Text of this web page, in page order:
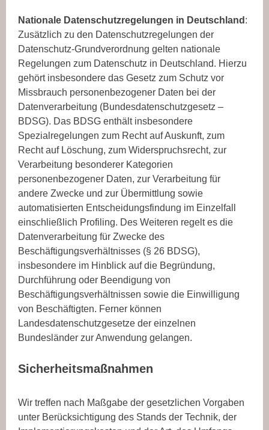
Nationale Datenschutzregelungen in Deutschland :
Zusätzlich zu den Datenschutzregelungen der
Datenschutz-Grundverordnung gelten nationale
Regelungen zum Datenschutz in Deutschland. Hierzu
gehört insbesondere das Gesetz zum Schutz vor
Missbrauch personenbezogener Daten bei der
Datenverarbeitung (Bundesdatenschutzgesetz –
BDSG). Das BDSG enthält insbesondere
Spezialregelungen zum Recht auf Auskunft, zum
Recht auf Löschung, zum Widerspruchsrecht, zur
Verarbeitung besonderer Kategorien
personenbezogener Daten, zur Verarbeitung für
andere Zwecke und zur Übermittlung sowie
automatisierten Entscheidungsfindung im Einzelfall
einschließlich Profiling. Des Weiteren regelt es die
Datenverarbeitung für Zwecke des
Beschäftigungsverhältnisses (§ 26 BDSG),
insbesondere im Hinblick auf die Begründung,
Durchführung oder Beendigung von
Beschäftigungsverhältnissen sowie die Einwilligung
von Beschäftigten. Ferner können
Landesdatenschutzgesetze der einzelnen
Bundesländer zur Anwendung gelangen.
Sicherheitsmaßnahmen
Wir treffen nach Maßgabe der gesetzlichen Vorgaben
unter Berücksichtigung des Stands der Technik, der